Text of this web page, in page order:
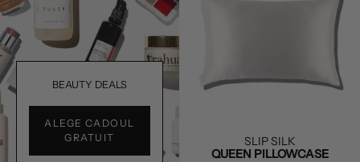
BEAUTY DEALS
ALEGE CADOUL
GRATUIT
SLIP SILK
QUEEN PILLOWCASE